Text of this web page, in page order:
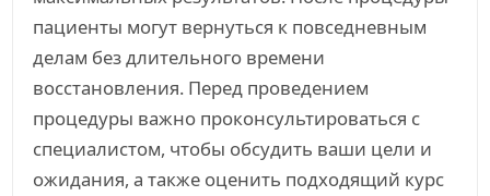
пациенты могут вернуться к повседневным
делам без длительного времени
восстановления. Перед проведением
процедуры важно проконсультироваться с
специалистом, чтобы обсудить ваши цели и
ожидания, а также оценить подходящий курс